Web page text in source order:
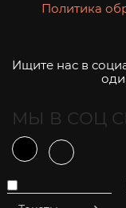
Политика
Ищите нас в
МЫ В СОЦ